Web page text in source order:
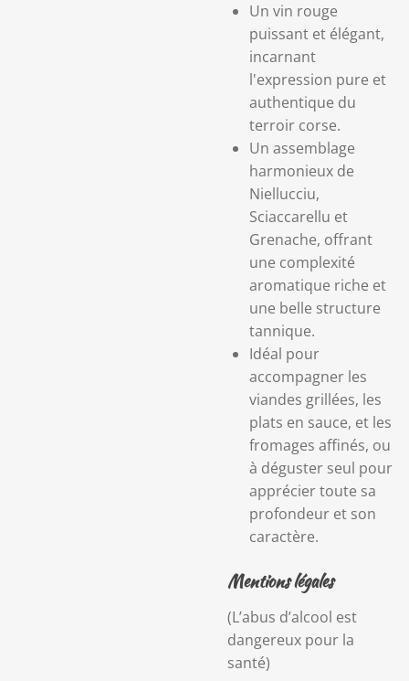
Un vin rouge
puissant et élégant,
incarnant
l'expression pure et
authentique du
terroir corse.
Un assemblage
harmonieux de
Niellucciu,
Sciaccarellu et
Grenache, offrant
une complexité
aromatique riche et
une belle structure
tannique.
Idéal pour
accompagner les
viandes grillées, les
plats en sauce, et les
fromages affinés, ou
à déguster seul pour
apprécier toute sa
profondeur et son
caractère.
Mentions légales
(L’abus d’alcool est
dangereux pour la
santé)